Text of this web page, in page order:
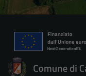
Comune di